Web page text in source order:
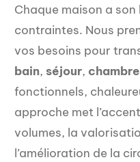
Chaque maison a
contraintes. Nous
vos besoins pour
bain, séjour, chambre
fonctionnels,
approche met
volumes, la
l’amélioration de la